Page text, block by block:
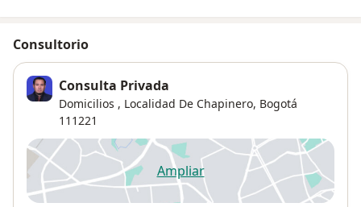
Consultorio
Consulta Privada
Domicilios , Localidad De Chapinero, Bogotá
111221
Ampliarse abre en una nueva